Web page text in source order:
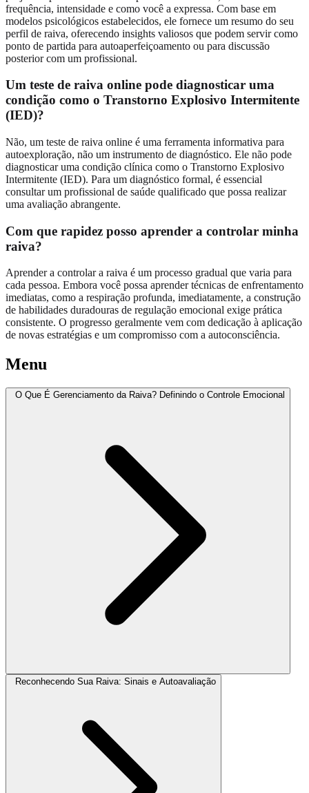
frequência, intensidade e como você a expressa. Com base em
modelos psicológicos estabelecidos, ele fornece um resumo do seu
perfil de raiva, oferecendo insights valiosos que podem servir como
ponto de partida para autoaperfeiçoamento ou para discussão
posterior com um profissional.
Um teste de raiva online pode diagnosticar uma
condição como o Transtorno Explosivo Intermitente
(IED)?
Não, um teste de raiva online é uma ferramenta informativa para
autoexploração, não um instrumento de diagnóstico. Ele não pode
diagnosticar uma condição clínica como o Transtorno Explosivo
Intermitente (IED). Para um diagnóstico formal, é essencial
consultar um profissional de saúde qualificado que possa realizar
uma avaliação abrangente.
Com que rapidez posso aprender a controlar minha
raiva?
Aprender a controlar a raiva é um processo gradual que varia para
cada pessoa. Embora você possa aprender técnicas de enfrentamento
imediatas, como a respiração profunda, imediatamente, a construção
de habilidades duradouras de regulação emocional exige prática
consistente. O progresso geralmente vem com dedicação à aplicação
de novas estratégias e um compromisso com a autoconsciência.
Menu
O Que É Gerenciamento da Raiva? Definindo o Controle Emocional
Reconhecendo Sua Raiva: Sinais e Autoavaliação